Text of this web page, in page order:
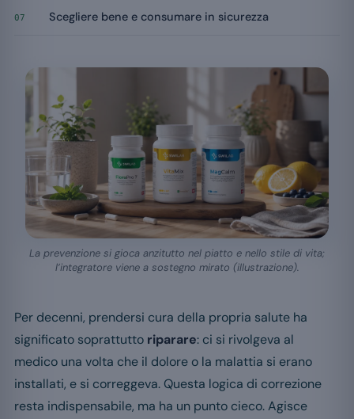
07 Scegliere bene e consumare in sicurezza
La prevenzione si gioca anzitutto nel piatto e nello stile di vita;
l’integratore viene a sostegno mirato (illustrazione).
Per decenni, prendersi cura della propria salute ha
significato soprattutto riparare: ci si rivolgeva al
medico una volta che il dolore o la malattia si erano
installati, e si correggeva. Questa logica di correzione
resta indispensabile, ma ha un punto cieco. Agisce